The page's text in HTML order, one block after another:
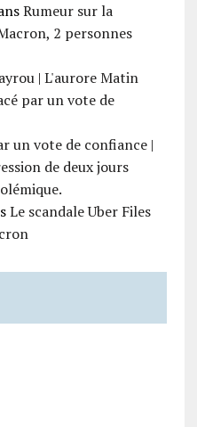
Rumeur sur la
2 personnes
| L'aurore Matin
par un vote de
un vote de confiance |
de deux jours
Le scandale Uber Files